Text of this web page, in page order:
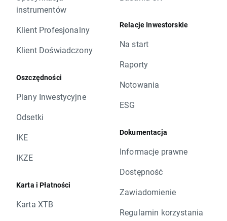
instrumentów
Klient Profesjonalny
Klient Doświadczony
Oszczędności
Plany Inwestycyjne
Odsetki
IKE
IKZE
Karta i Płatności
Karta XTB
Relacje Inwestorskie
Na start
Raporty
Notowania
ESG
Dokumentacja
Informacje prawne
Dostępność
Zawiadomienie
Regulamin korzystania